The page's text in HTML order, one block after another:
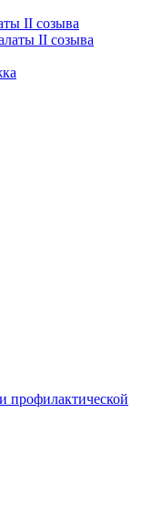
II созыва
II созыва
профилактической